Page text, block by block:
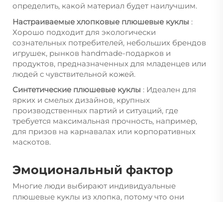
определить, какой материал будет наилучшим.
Настраиваемые хлопковые плюшевые куклы :
Хорошо подходит для экологически
сознательных потребителей, небольших брендов
игрушек, рынков handmade-подарков и
продуктов, предназначенных для младенцев или
людей с чувствительной кожей.
Синтетические плюшевые куклы : Идеален для
ярких и смелых дизайнов, крупных
производственных партий и ситуаций, где
требуется максимальная прочность, например,
для призов на карнавалах или корпоративных
маскотов.
Эмоциональный фактор
Многие люди выбирают индивидуальные
плюшевые куклы из хлопка, потому что они